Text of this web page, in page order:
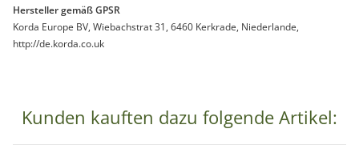
Hersteller gemäß GPSR
Korda Europe BV, Wiebachstrat 31, 6460 Kerkrade, Niederlande,
http://de.korda.co.uk
Kunden kauften dazu folgende Artikel: